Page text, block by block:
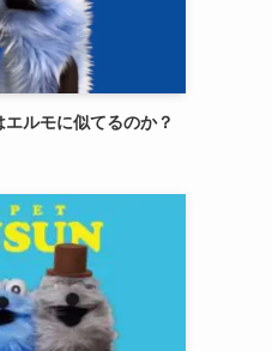
ルモに似てるのか？